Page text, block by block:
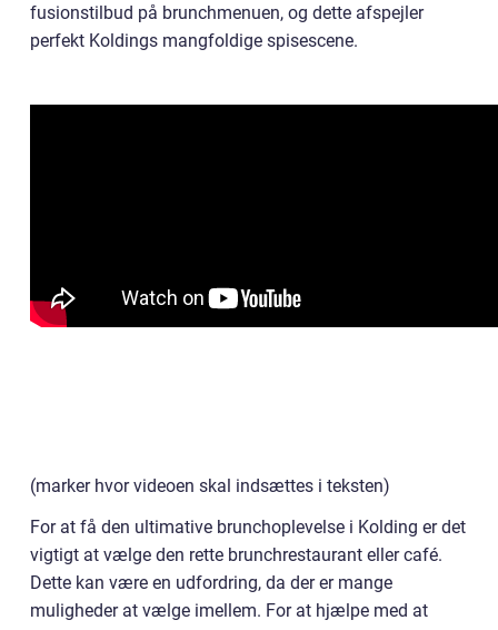
fusionstilbud på brunchmenuen, og dette afspejler
perfekt Koldings mangfoldige spisescene.
(marker hvor videoen skal indsættes i teksten)
For at få den ultimative brunchoplevelse i Kolding er det
vigtigt at vælge den rette brunchrestaurant eller café.
Dette kan være en udfordring, da der er mange
muligheder at vælge imellem. For at hjælpe med at